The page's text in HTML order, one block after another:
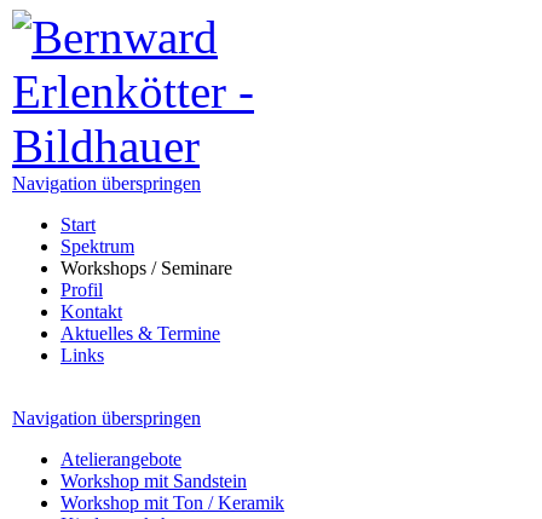
Navigation überspringen
Start
Spektrum
Workshops / Seminare
Profil
Kontakt
Aktuelles & Termine
Links
Navigation überspringen
Atelierangebote
Workshop mit Sandstein
Workshop mit Ton / Keramik